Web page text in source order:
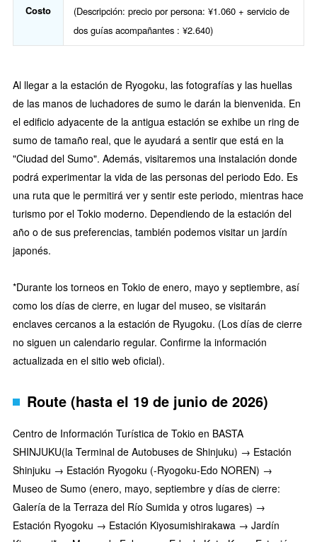
Costo
(Descripción: precio por persona: ¥1.060 + servicio de
dos guías acompañantes : ¥2.640)
Al llegar a la estación de Ryogoku, las fotografías y las huellas
de las manos de luchadores de sumo le darán la bienvenida. En
el edificio adyacente de la antigua estación se exhibe un ring de
sumo de tamaño real, que le ayudará a sentir que está en la
"Ciudad del Sumo". Además, visitaremos una instalación donde
podrá experimentar la vida de las personas del periodo Edo. Es
una ruta que le permitirá ver y sentir este periodo, mientras hace
turismo por el Tokio moderno. Dependiendo de la estación del
año o de sus preferencias, también podemos visitar un jardín
japonés.
*Durante los torneos en Tokio de enero, mayo y septiembre, así
como los días de cierre, en lugar del museo, se visitarán
enclaves cercanos a la estación de Ryugoku. (Los días de cierre
no siguen un calendario regular. Confirme la información
actualizada en el sitio web oficial).
Route (hasta el 19 de junio de 2026)
Centro de Información Turística de Tokio en BASTA
SHINJUKU(la Terminal de Autobuses de Shinjuku) → Estación
Shinjuku → Estación Ryogoku (-Ryogoku-Edo NOREN) →
Museo de Sumo (enero, mayo, septiembre y días de cierre:
Galería de la Terraza del Río Sumida y otros lugares) →
Estación Ryogoku → Estación Kiyosumishirakawa → Jardín